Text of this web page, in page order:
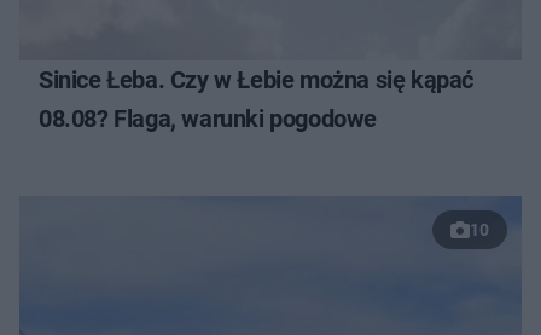
Sinice Łeba. Czy w Łebie można się kąpać
08.08? Flaga, warunki pogodowe
10